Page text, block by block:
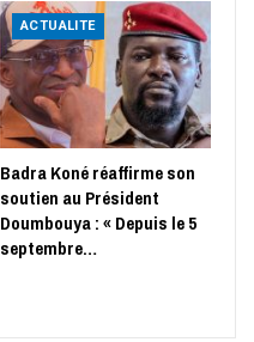
ACTUALITE
Badra Koné réaffirme son
soutien au Président
Doumbouya : « Depuis le 5
septembre…